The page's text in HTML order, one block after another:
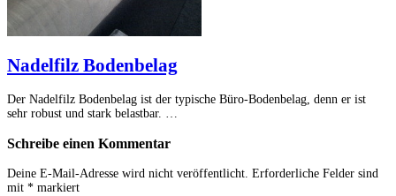
Nadelfilz Bodenbelag
Der Nadelfilz Bodenbelag ist der typische Büro-Bodenbelag, denn er ist
sehr robust und stark belastbar. …
Schreibe einen Kommentar
Deine E-Mail-Adresse wird nicht veröffentlicht. Erforderliche Felder sind
mit * markiert